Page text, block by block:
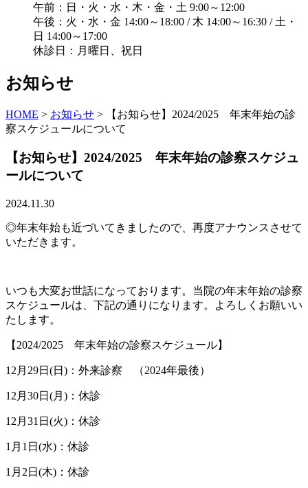
午前：日・火・水・木・金・土 9:00～12:00
午後：火・水・金 14:00～18:00 / 木 14:00～16:30 / 土・
日 14:00～17:00
休診日：月曜日、祝日
お知らせ
HOME > お知らせ >
【お知らせ】2024/2025 年末年始の診
察スケジュールについて
【お知らせ】2024/2025 年末年始の診察スケジュ
ールについて
2024.11.30
◎年末年始も近づいてきましたので、再度アナウンスさせて
いただきます。
いつも大変お世話になっております。当院の年末年始の診察
スケジュールは、下記の通りになります。よろしくお願いい
たします。
【2024/2025 年末年始の診察スケジュール】
12月29日(日)：外来診察 （2024年最後）
12月30日(月)：休診
12月31日(火)：休診
1月1日(水)：休診
1月2日(木)：休診